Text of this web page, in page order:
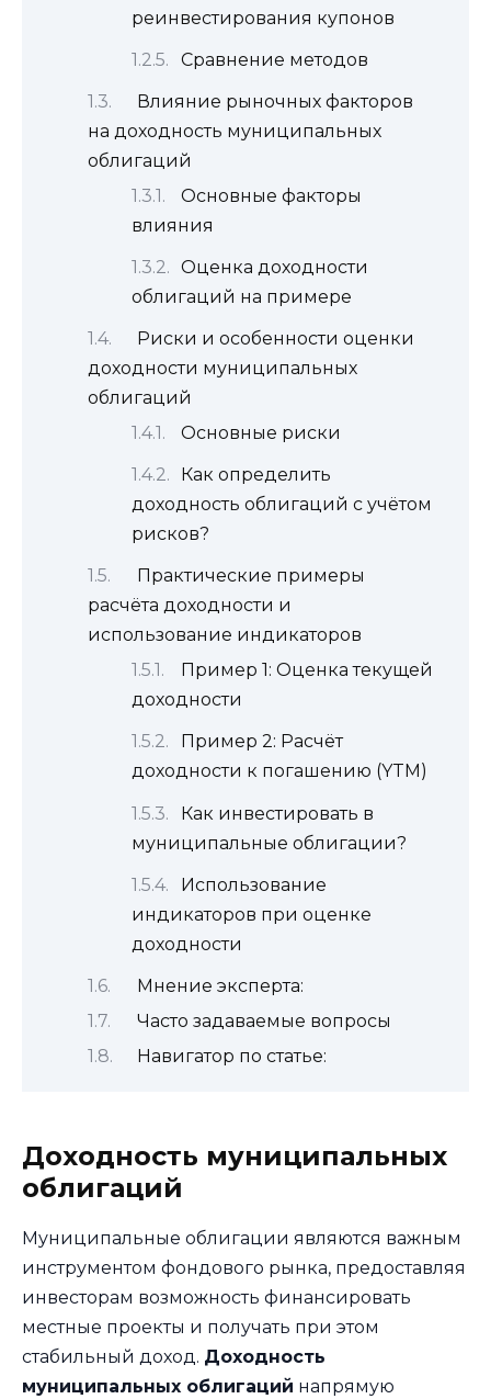
реинвестирования купонов
Сравнение методов
Влияние рыночных факторов
на доходность муниципальных
облигаций
Основные факторы
влияния
Оценка доходности
облигаций на примере
Риски и особенности оценки
доходности муниципальных
облигаций
Основные риски
Как определить
доходность облигаций с учётом
рисков?
Практические примеры
расчёта доходности и
использование индикаторов
Пример 1: Оценка текущей
доходности
Пример 2: Расчёт
доходности к погашению (YTM)
Как инвестировать в
муниципальные облигации?
Использование
индикаторов при оценке
доходности
Мнение эксперта:
Часто задаваемые вопросы
Навигатор по статье:
Доходность муниципальных
облигаций
Муниципальные облигации являются важным
инструментом фондового рынка, предоставляя
инвесторам возможность финансировать
местные проекты и получать при этом
стабильный доход. Доходность
муниципальных облигаций напрямую